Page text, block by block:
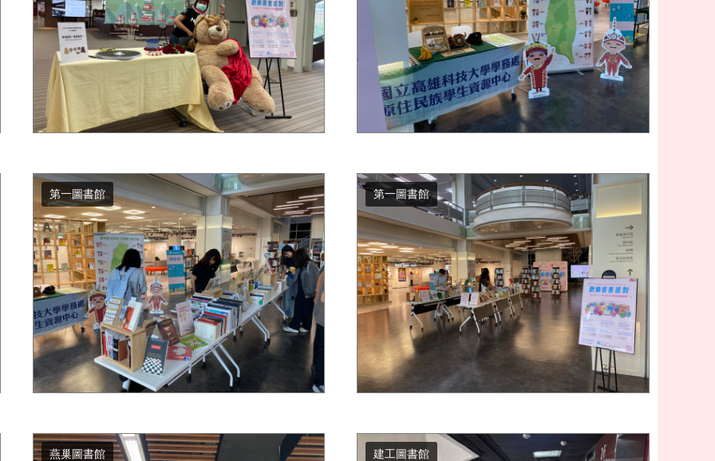
第一圖書館 第一圖書館
燕巢圖書館 建工圖書館